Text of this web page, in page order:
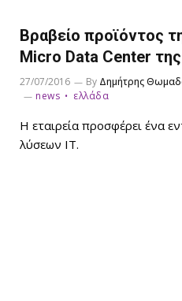
Βραβείο προϊόντος
Micro Data Center
27/07/2016 By Δημήτρης
news
ελλάδα
Η εταιρεία προσφέρει ένα
λύσεων IT.